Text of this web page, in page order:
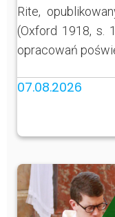
Rite,
(Oxford 1918, s.
opracowań
07.08.2026